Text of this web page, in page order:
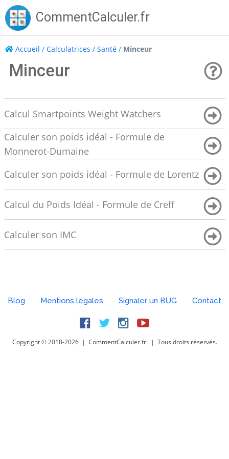
Skip
to
content
CommentCalculer.fr
Accueil / Calculatrices / Santé / Minceur
Minceur
Calcul Smartpoints Weight Watchers
Calculer son poids idéal - Formule de
Monnerot-Dumaine
Calculer son poids idéal - Formule de Lorentz
Calcul du Poids Idéal - Formule de Creff
Calculer son IMC
Blog Mentions légales Signaler un BUG Contact
Facebook
TwitterInstagram
Copyright © 2018-2026 | CommentCalculer.fr. | Tous droits réservés.